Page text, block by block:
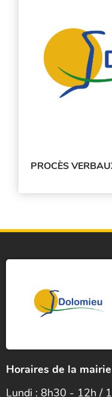
PROCÈS
Horaires de la mairie
Lundi : 8h30 - 12h /